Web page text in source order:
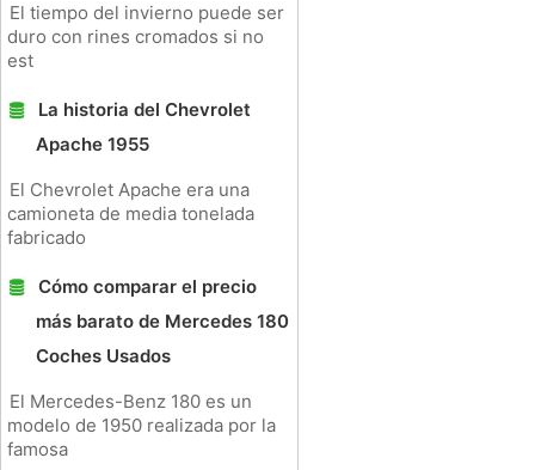
El tiempo del invierno puede ser
duro con rines cromados si no
est
La historia del Chevrolet
Apache 1955
El Chevrolet Apache era una
camioneta de media tonelada
fabricado
Cómo comparar el precio
más barato de Mercedes 180
Coches Usados ​​
El Mercedes-Benz 180 es un
modelo de 1950 realizada por la
famosa